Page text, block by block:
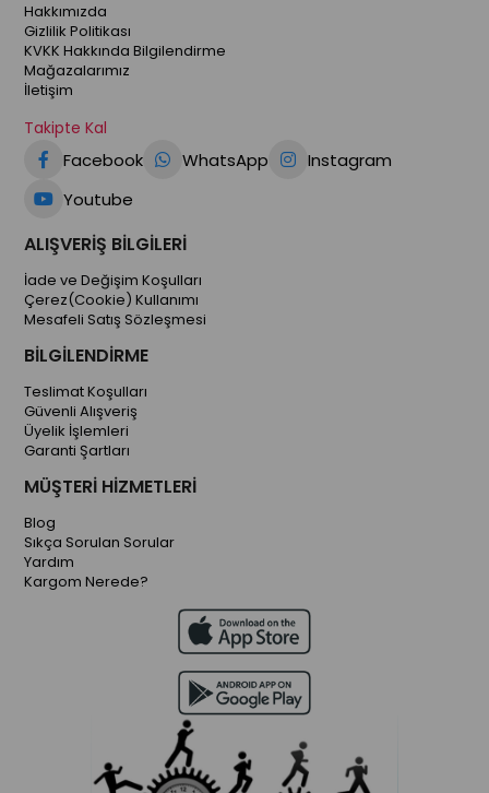
Hakkımızda
Gizlilik Politikası
KVKK Hakkında Bilgilendirme
Mağazalarımız
İletişim
Takipte Kal
Facebook WhatsApp
Instagram
Youtube
ALIŞVERİŞ BİLGİLERİ
İade ve Değişim Koşulları
Çerez(Cookie) Kullanımı
Mesafeli Satış Sözleşmesi
BİLGİLENDİRME
Teslimat Koşulları
Güvenli Alışveriş
Üyelik İşlemleri
Garanti Şartları
MÜŞTERİ HİZMETLERİ
Blog
Sıkça Sorulan Sorular
Yardım
Kargom Nerede?